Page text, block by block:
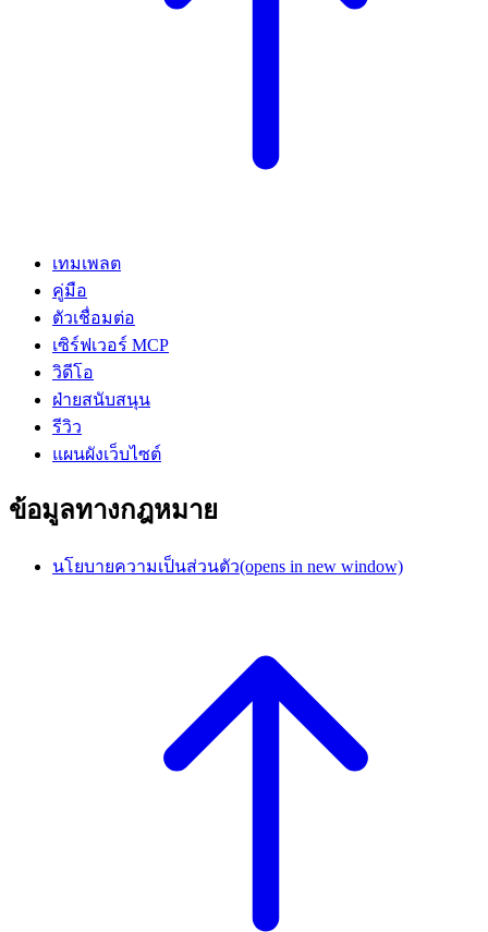
เทมเพลต
คู่มือ
ตัวเชื่อมต่อ
เซิร์ฟเวอร์ MCP
วิดีโอ
ฝ่ายสนับสนุน
รีวิว
แผนผังเว็บไซต์
ข้อมูลทางกฎหมาย
นโยบายความเป็นส่วนตัว(opens in new window)